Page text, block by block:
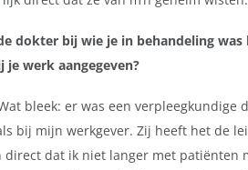
dokter bij wie je in behandeling
je werk aangegeven?
bleek: er was een
bij mijn werkgever. Zij heeft het de
direct dat ik niet langer met patiënten